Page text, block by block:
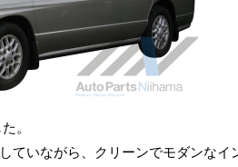
。
いながら、クリーンでモダンなイ